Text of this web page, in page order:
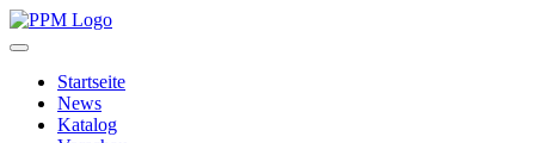
Startseite
News
Katalog